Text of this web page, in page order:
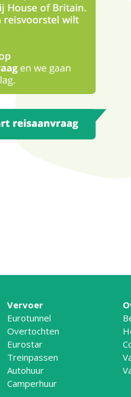
Vervoer
Eurotunnel
Overtochten
Eurostar
Treinpassen
Autohuur
Camperhuur